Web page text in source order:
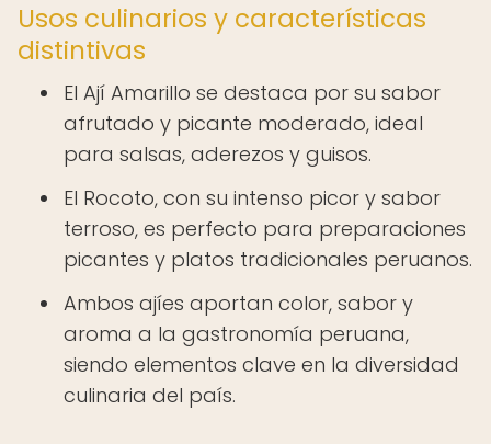
Usos culinarios y características
distintivas
El Ají Amarillo se destaca por su sabor
afrutado y picante moderado, ideal
para salsas, aderezos y guisos.
El Rocoto, con su intenso picor y sabor
terroso, es perfecto para preparaciones
picantes y platos tradicionales peruanos.
Ambos ajíes aportan color, sabor y
aroma a la gastronomía peruana,
siendo elementos clave en la diversidad
culinaria del país.